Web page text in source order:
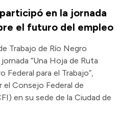
en la jornada
el futuro del empleo
Trabajo de Río Negro
“Una Hoja de Ruta
Federal para el Trabajo”,
el Consejo Federal de
en su sede de la Ciudad de